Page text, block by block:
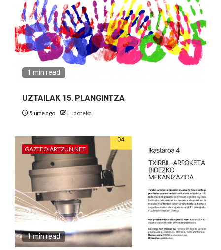
1 min read
UZTAILAK 15. PLANGINTZA
5 urte ago Ludoteka
GAZTEOIARTZUN.NET
1 min read